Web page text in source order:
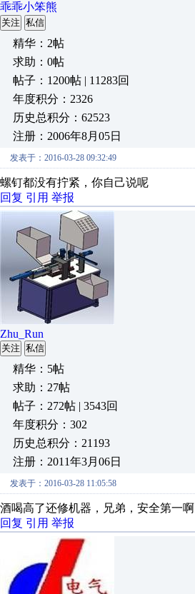
乖乖小笨熊
关注 私信
精华：2帖
求助：0帖
帖子：1200帖 | 11283回
年度积分：2326
历史总积分：62523
注册：2006年8月05日
发表于：2016-03-28 09:32:49
螺钉都没有拧紧，你自己说呢
回复 引用 举报
Zhu_Run
关注 私信
精华：5帖
求助：27帖
帖子：272帖 | 3543回
年度积分：302
历史总积分：21193
注册：2011年3月06日
发表于：2016-03-28 11:05:58
酒喝高了还修机器，兄弟，安全第一啊
回复 引用 举报